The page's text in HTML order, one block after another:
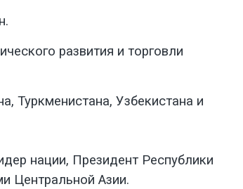
развития и торговли
Туркменистана, Узбекистана и
нации, Президент Республики
Центральной Азии.